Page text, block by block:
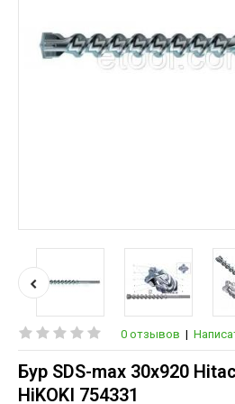
0 отзывов |
Бур SDS-max 30х920
HiKOKI 754331